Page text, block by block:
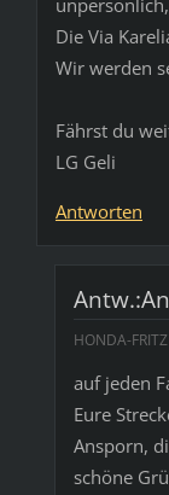
Die Via
Wir werden
Fährst du
LG Geli
Antworten
HONDA-FRITZ
auf jeden
Eure
Ansporn,
schöne